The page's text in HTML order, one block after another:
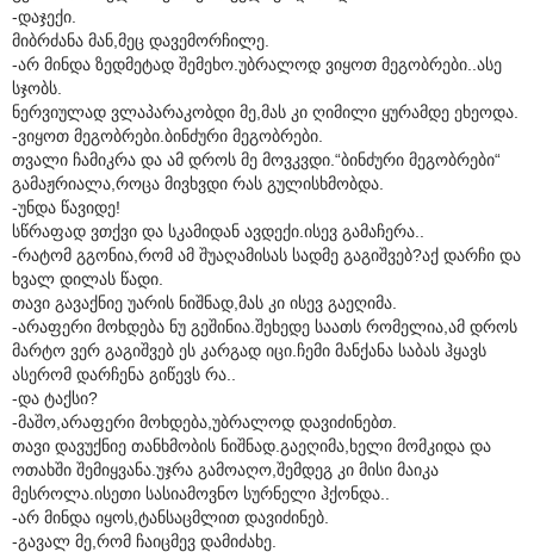
-დაჯექი.
მიბრძანა მან,მეც დავემორჩილე.
-არ მინდა ზედმეტად შემეხო.უბრალოდ ვიყოთ მეგობრები..ასე
სჯობს.
ნერვიულად ვლაპარაკობდი მე,მას კი ღიმილი ყურამდე ეხეოდა.
-ვიყოთ მეგობრები.ბინძური მეგობრები.
თვალი ჩამიკრა და ამ დროს მე მოვკვდი.“ბინძური მეგობრები“
გამაჟრიალა,როცა მივხვდი რას გულისხმობდა.
-უნდა წავიდე!
სწრაფად ვთქვი და სკამიდან ავდექი.ისევ გამაჩერა..
-რატომ გგონია,რომ ამ შუაღამისას სადმე გაგიშვებ?აქ დარჩი და
ხვალ დილას წადი.
თავი გავაქნიე უარის ნიშნად,მას კი ისევ გაეღიმა.
-არაფერი მოხდება ნუ გეშინია.შეხედე საათს რომელია,ამ დროს
მარტო ვერ გაგიშვებ ეს კარგად იცი.ჩემი მანქანა საბას ჰყავს
ასერომ დარჩენა გიწევს რა..
-და ტაქსი?
-მაშო,არაფერი მოხდება,უბრალოდ დავიძინებთ.
თავი დავუქნიე თანხმობის ნიშნად.გაეღიმა,ხელი მომკიდა და
ოთახში შემიყვანა.უჯრა გამოაღო,შემდეგ კი მისი მაიკა
მესროლა.ისეთი სასიამოვნო სურნელი ჰქონდა..
-არ მინდა იყოს,ტანსაცმლით დავიძინებ.
-გავალ მე,რომ ჩაიცმევ დამიძახე.